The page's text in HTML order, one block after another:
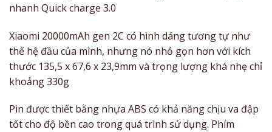
nhanh Quick charge 3.0
Xiaomi 20000mAh gen 2C có hình dáng tương tự như
thế hệ đầu của mình, nhưng nó nhỏ gọn hơn với kích
thước 135,5 x 67,6 x 23,9mm và trọng lượng khá nhẹ chỉ
khoảng 330g
Pin được thiết bằng nhựa ABS có khả năng chịu va đập
tốt cho độ bền cao trong quá trình sử dụng. Phím